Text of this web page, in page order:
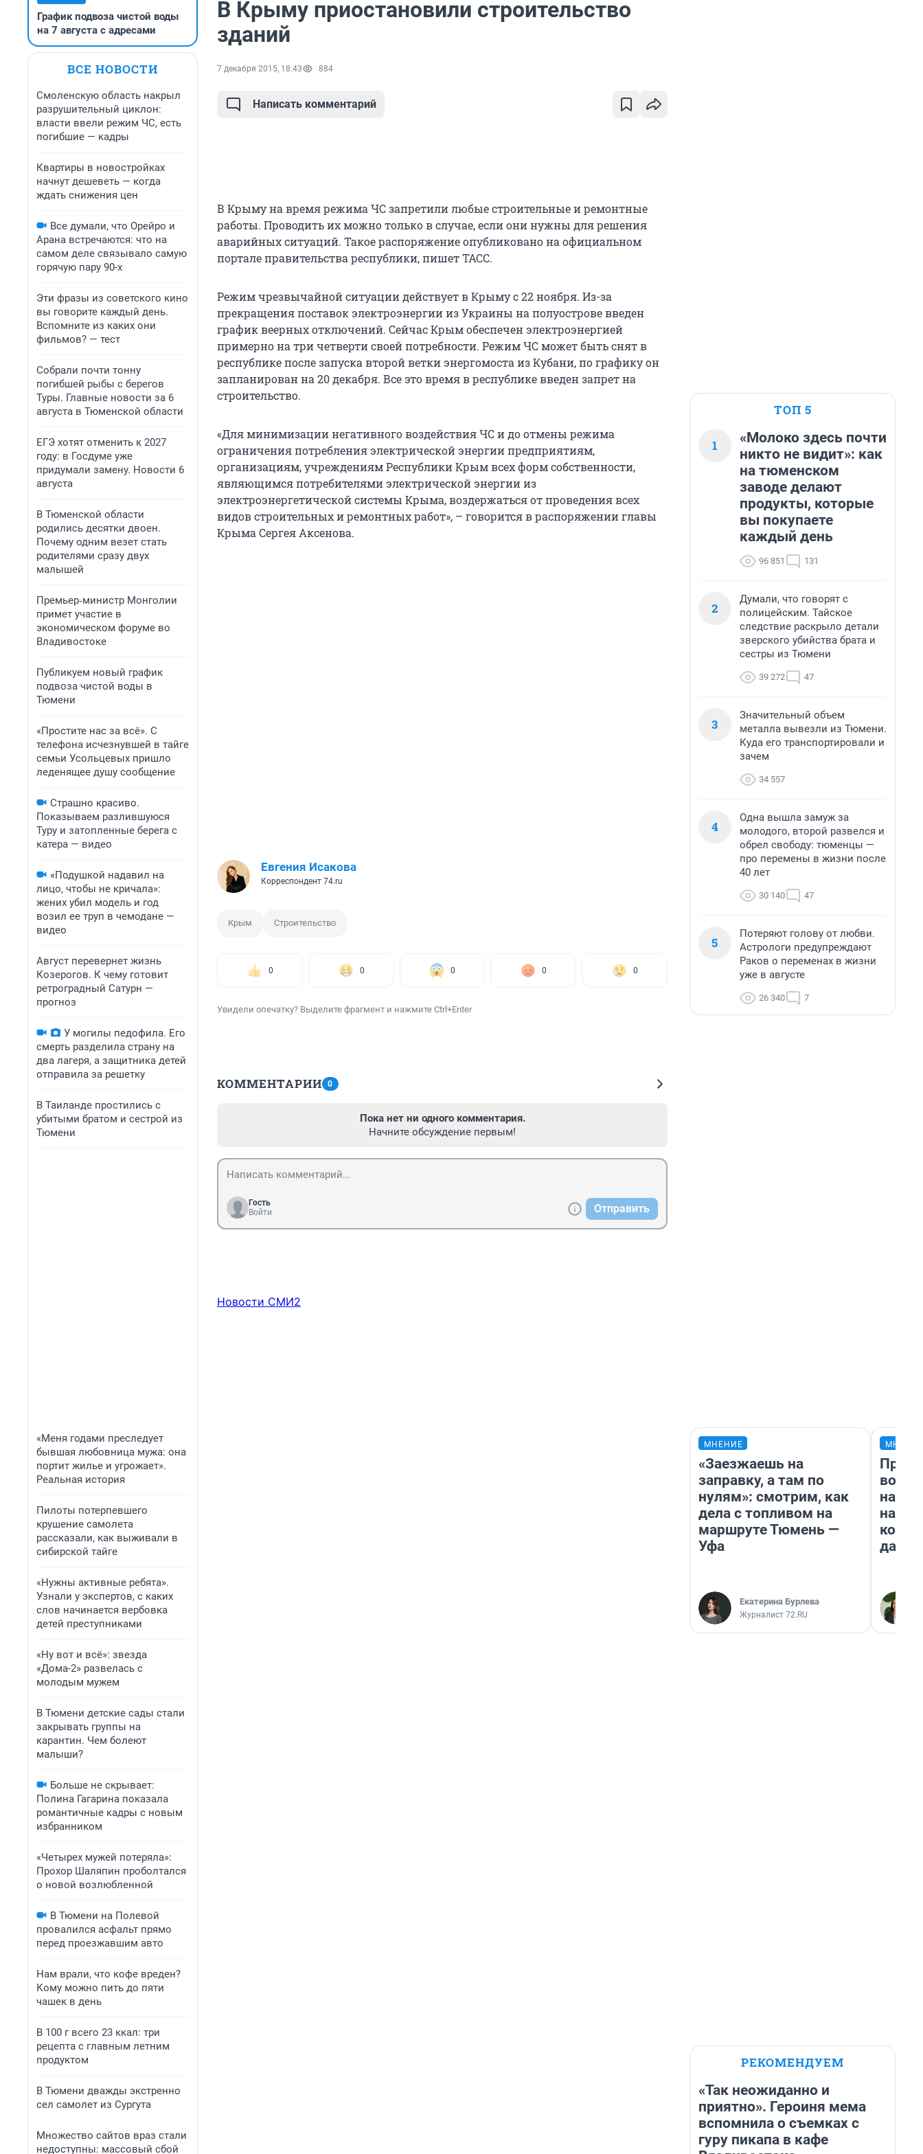
График подвоза чистой воды
на 7 августа с адресами
ВСЕ НОВОСТИ
Смоленскую область накрыл
разрушительный циклон:
власти ввели режим ЧС, есть
погибшие — кадры
Квартиры в новостройках
начнут дешеветь — когда
ждать снижения цен
Все думали, что Орейро и
Арана встречаются: что на
самом деле связывало самую
горячую пару 90-х
Эти фразы из советского кино
вы говорите каждый день.
Вспомните из каких они
фильмов? — тест
Собрали почти тонну
погибшей рыбы с берегов
Туры. Главные новости за 6
августа в Тюменской области
ЕГЭ хотят отменить к 2027
году: в Госдуме уже
придумали замену. Новости 6
августа
В Тюменской области
родились десятки двоен.
Почему одним везет стать
родителями сразу двух
малышей
Премьер‑министр Монголии
примет участие в
экономическом форуме во
Владивостоке
Публикуем новый график
подвоза чистой воды в
Тюмени
«Простите нас за всё». С
телефона исчезнувшей в тайге
семьи Усольцевых пришло
леденящее душу сообщение
Страшно красиво.
Показываем разлившуюся
Туру и затопленные берега с
катера — видео
«Подушкой надавил на
лицо, чтобы не кричала»:
жених убил модель и год
возил ее труп в чемодане —
видео
Август перевернет жизнь
Козерогов. К чему готовит
ретроградный Сатурн —
прогноз
У могилы педофила. Его
смерть разделила страну на
два лагеря, а защитника детей
отправила за решетку
В Таиланде простились с
убитыми братом и сестрой из
Тюмени
«Меня годами преследует
бывшая любовница мужа: она
портит жилье и угрожает».
Реальная история
Пилоты потерпевшего
крушение самолета
рассказали, как выживали в
сибирской тайге
«Нужны активные ребята».
Узнали у экспертов, с каких
слов начинается вербовка
детей преступниками
«Ну вот и всё»: звезда
«Дома-2» развелась с
молодым мужем
В Тюмени детские сады стали
закрывать группы на
карантин. Чем болеют
малыши?
Больше не скрывает:
Полина Гагарина показала
романтичные кадры с новым
избранником
«Четырех мужей потеряла»:
Прохор Шаляпин проболтался
о новой возлюбленной
В Тюмени на Полевой
провалился асфальт прямо
перед проезжавшим авто
Нам врали, что кофе вреден?
Кому можно пить до пяти
чашек в день
В 100 г всего 23 ккал: три
рецепта с главным летним
продуктом
В Тюмени дважды экстренно
сел самолет из Сургута
Множество сайтов враз стали
недоступны: массовый сбой
В Крыму приостановили строительство
зданий
7 декабря 2015, 18:43 884
Написать комментарий
В Крыму на время режима ЧС запретили любые строительные и ремонтные
работы. Проводить их можно только в случае, если они нужны для решения
аварийных ситуаций. Такое распоряжение опубликовано на официальном
портале правительства республики, пишет ТАСС.
Режим чрезвычайной ситуации действует в Крыму с 22 ноября. Из-за
прекращения поставок электроэнергии из Украины на полуострове введен
график веерных отключений. Сейчас Крым обеспечен электроэнергией
примерно на три четверти своей потребности. Режим ЧС может быть снят в
республике после запуска второй ветки энергомоста из Кубани, по графику он
запланирован на 20 декабря. Все это время в республике введен запрет на
строительство.
«Для минимизации негативного воздействия ЧС и до отмены режима
ограничения потребления электрической энергии предприятиям,
организациям, учреждениям Республики Крым всех форм собственности,
являющимся потребителями электрической энергии из
электроэнергетической системы Крыма, воздержаться от проведения всех
видов строительных и ремонтных работ», – говорится в распоряжении главы
Крыма Сергея Аксенова.
Евгения Исакова
Корреспондент 74.ru
Крым Строительство
0 0 0 0 0
Увидели опечатку? Выделите фрагмент и нажмите Ctrl+Enter
КОММЕНТАРИИ 0
Пока нет ни одного комментария.
Начните обсуждение первым!
Гость
Войти
Отправить
Новости СМИ2
ТОП 5
1
«Молоко здесь почти
никто не видит»: как
на тюменском
заводе делают
продукты, которые
вы покупаете
каждый день
96 851 131
2
Думали, что говорят с
полицейским. Тайское
следствие раскрыло детали
зверского убийства брата и
сестры из Тюмени
39 272 47
3
Значительный объем
металла вывезли из Тюмени.
Куда его транспортировали и
зачем
34 557
4
Одна вышла замуж за
молодого, второй развелся и
обрел свободу: тюменцы —
про перемены в жизни после
40 лет
30 140 47
5
Потеряют голову от любви.
Астрологи предупреждают
Раков о переменах в жизни
уже в августе
26 340 7
МНЕНИЕ
«Заезжаешь на
заправку, а там по
нулям»: смотрим, как
дела с топливом на
маршруте Тюмень —
Уфа
Екатерина Бурлева
Журналист 72.RU
нам
даже
РЕКОМЕНДУЕМ
«Так неожиданно и
приятно». Героиня мема
вспомнила о съемках с
гуру пикапа в кафе